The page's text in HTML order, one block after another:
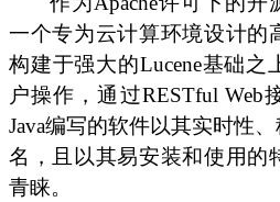
一个专为云计算环境设计的
构建于强大的Lucene基础之
户操作，通过RESTful Web
Java编写的软件以其实时性
名，且以其易安装和使用的
青睐。